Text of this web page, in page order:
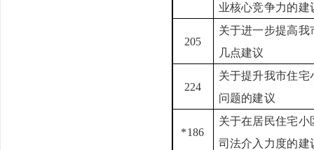
业核心竞争力的建
205
关于进一步提高我
几点建议
224
关于提升我市住宅
问题的建议
*186
关于在居民住宅小
司法介入力度的建